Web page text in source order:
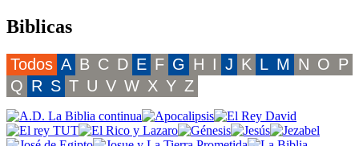
Biblicas
Todos A B C D E F G H I J K L M N O P
Q R S T U V W X Y Z